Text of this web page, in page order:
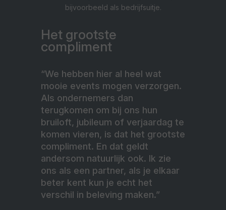
bijvoorbeeld als bedrijfsuitje.
Het grootste
compliment
“We hebben hier al heel wat
mooie events mogen verzorgen.
Als ondernemers dan
terugkomen om bij ons hun
bruiloft, jubileum of verjaardag te
komen vieren, is dat het grootste
compliment. En dat geldt
andersom natuurlijk ook. Ik zie
ons als een partner, als je elkaar
beter kent kun je echt het
verschil in beleving maken.”